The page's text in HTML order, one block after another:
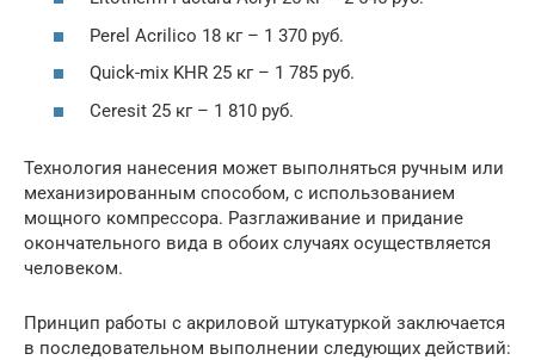
Perel Acrilico 18 кг – 1 370 руб.
Quick-mix KHR 25 кг – 1 785 руб.
Ceresit 25 кг – 1 810 руб.
Технология нанесения может выполняться ручным или
механизированным способом, с использованием
мощного компрессора. Разглаживание и придание
окончательного вида в обоих случаях осуществляется
человеком.
Принцип работы с акриловой штукатуркой заключается
в последовательном выполнении следующих действий: